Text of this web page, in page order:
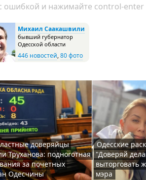
ошибкой и нажимайте control-enter
Михаил Саакашвили
бывший губернатор
Одесской области
446 новостей,80 фото
доверяйцы
Труханова: подноготная
за почетных
Одесчины
Одесские
"Доверяй
выторговать
мэра